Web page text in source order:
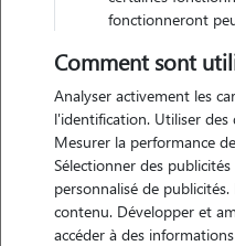
Motivation
actuellement inscrite à la
animalier, j'aimerais acquérir
pour cela que je vous
pattes pendant votre absence
fonctionneront
Comment sont
Analyser activement les
l'identification. Utiliser des
Mesurer la performance
Sélectionner des
personnalisé de
contenu. Développer et
accéder à des